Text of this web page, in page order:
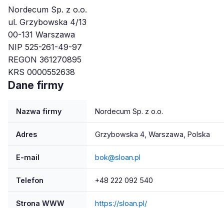
Nordecum Sp. z o.o.
ul. Grzybowska 4/13
00-131 Warszawa
NIP 525-261-49-97
REGON 361270895
KRS 0000552638
Dane firmy
Nazwa firmy Nordecum Sp. z o.o.
Adres Grzybowska 4, Warszawa, Polska
E-mail bok@sloan.pl
Telefon +48 222 092 540
Strona WWW https://sloan.pl/